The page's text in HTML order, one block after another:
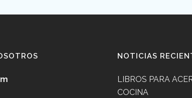
NOTICIAS
LIBROS PARA
COCINA